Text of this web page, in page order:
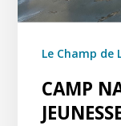
Le Champ de
CAMP